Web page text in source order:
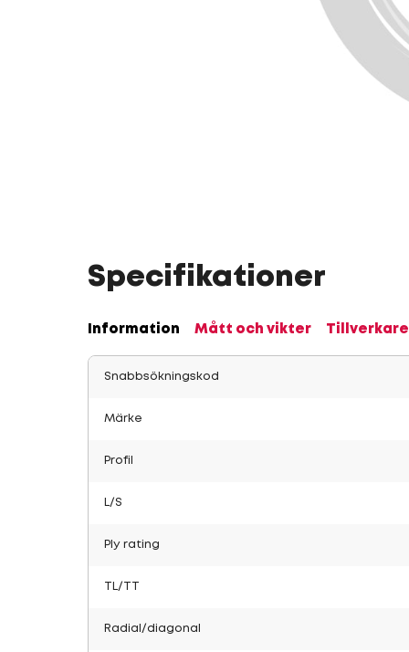
Specifikationer
Information Mått och vikter Tillverkare
Snabbsökningskod
Märke
Profil
L/S
Ply rating
TL/TT
Radial/diagonal